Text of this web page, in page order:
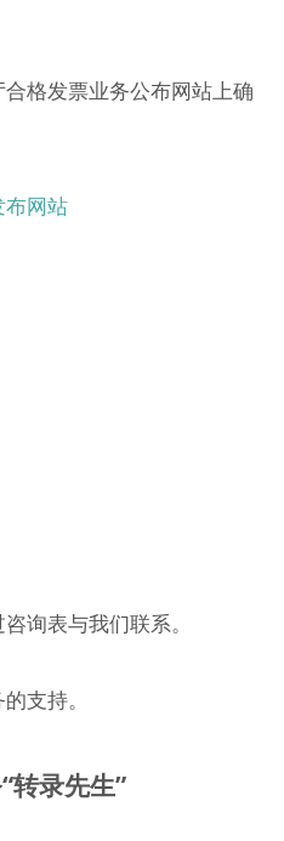
格发票业务公布网站上确
布网站
询表与我们联系。
支持。
转录先生”